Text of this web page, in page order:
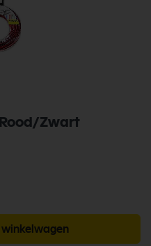
Rood/Zwart
winkelwagen